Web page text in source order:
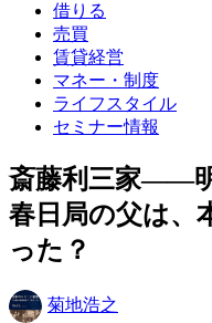
借りる
売買
賃貸経営
マネー・制度
ライフスタイル
セミナー情報
斎藤利三家――
春日局の父は、
った？
菊地浩之